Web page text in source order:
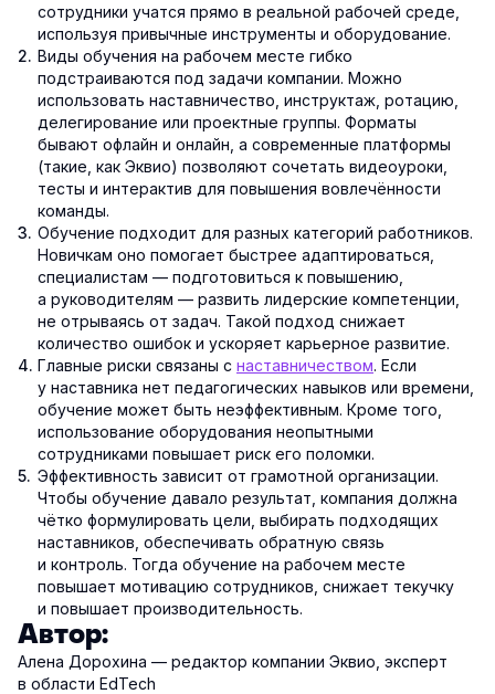
сотрудники учатся прямо в реальной рабочей среде,
используя привычные инструменты и оборудование.
Виды обучения на рабочем месте гибко
подстраиваются под задачи компании. Можно
использовать наставничество, инструктаж, ротацию,
делегирование или проектные группы. Форматы
бывают офлайн и онлайн, а современные платформы
(такие, как Эквио) позволяют сочетать видеоуроки,
тесты и интерактив для повышения вовлечённости
команды.
Обучение подходит для разных категорий работников.
Новичкам оно помогает быстрее адаптироваться,
специалистам — подготовиться к повышению,
а руководителям — развить лидерские компетенции,
не отрываясь от задач. Такой подход снижает
количество ошибок и ускоряет карьерное развитие.
Главные риски связаны с наставничеством. Если
у наставника нет педагогических навыков или времени,
обучение может быть неэффективным. Кроме того,
использование оборудования неопытными
сотрудниками повышает риск его поломки.
Эффективность зависит от грамотной организации.
Чтобы обучение давало результат, компания должна
чётко формулировать цели, выбирать подходящих
наставников, обеспечивать обратную связь
и контроль. Тогда обучение на рабочем месте
повышает мотивацию сотрудников, снижает текучку
и повышает производительность.
Автор:
Алена Дорохина — редактор компании Эквио, эксперт
в области EdTech